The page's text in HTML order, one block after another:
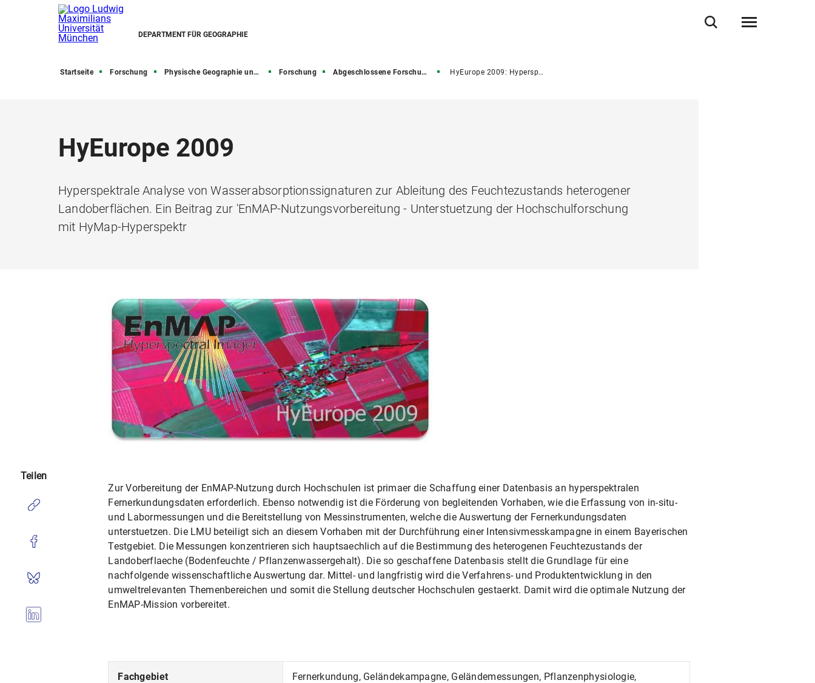
DEPARTMENT FÜR GEOGRAPHIE
Startseite Forschung Physische Geographie und Nexusforschung Forschung Abgeschlossene Forschungsprojekte HyEurope 2009: Hyperspektrale Analyse von Wasserabsorptionssignaturen zur Ableitung des Feuchtezustands heterogener Landoberfläc
HyEurope 2009
Hyperspektrale Analyse von Wasserabsorptionssignaturen zur Ableitung des Feuchtezustands heterogener
Landoberflächen. Ein Beitrag zur 'EnMAP-Nutzungsvorbereitung - Unterstuetzung der Hochschulforschung
mit HyMap-Hyperspektr
Zur Vorbereitung der EnMAP-Nutzung durch Hochschulen ist primaer die Schaffung einer Datenbasis an hyperspektralen
Fernerkundungsdaten erforderlich. Ebenso notwendig ist die Förderung von begleitenden Vorhaben, wie die Erfassung von in-situ-
und Labormessungen und die Bereitstellung von Messinstrumenten, welche die Auswertung der Fernerkundungsdaten
unterstuetzen. Die LMU beteiligt sich an diesem Vorhaben mit der Durchführung einer Intensivmesskampagne in einem Bayerischen
Testgebiet. Die Messungen konzentrieren sich hauptsaechlich auf die Bestimmung des heterogenen Feuchtezustands der
Landoberflaeche (Bodenfeuchte / Pflanzenwassergehalt). Die so geschaffene Datenbasis stellt die Grundlage für eine
nachfolgende wissenschaftliche Auswertung dar. Mittel- und langfristig wird die Verfahrens- und Produktentwicklung in den
umweltrelevanten Themenbereichen und somit die Stellung deutscher Hochschulen gestaerkt. Damit wird die optimale Nutzung der
EnMAP-Mission vorbereitet.
Fachgebiet
Fernerkundung, Geländekampagne, Geländemessungen, Pflanzenphysiologie,
Teilen